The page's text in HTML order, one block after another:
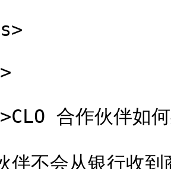
合作伙伴如
伴不会从银行收